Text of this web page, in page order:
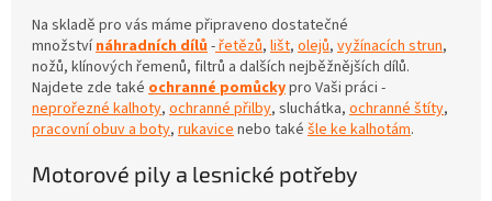
Na skladě pro vás máme připraveno dostatečné
množství náhradních dílů -řetězů, lišt, olejů, vyžínacích strun,
nožů, klínových řemenů, filtrů a dalších nejběžnějších dílů.
Najdete zde také ochranné pomůckypro Vaši práci -
neprořezné kalhoty, ochranné přilby, sluchátka, ochranné štíty,
pracovní obuv a boty, rukavice nebo také šle ke kalhotám.
Motorové pily a lesnické potřeby